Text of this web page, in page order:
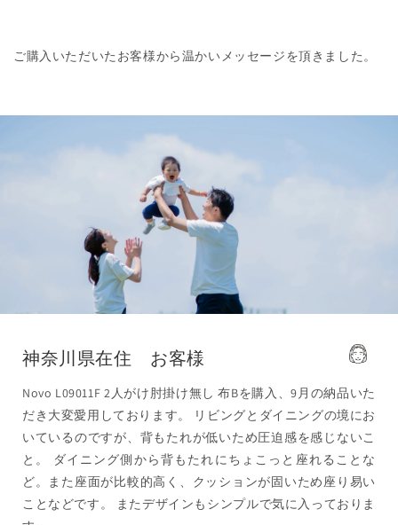
ご購入いただいたお客様から温かいメッセージを頂きました。
神奈川県在住 お客様
Novo L09011F 2人がけ肘掛け無し 布Bを購入、9月の納品いた
だき大変愛用しております。 リビングとダイニングの境にお
いているのですが、背もたれが低いため圧迫感を感じないこ
と。 ダイニング側から背もたれにちょこっと座れることな
ど。また座面が比較的高く、クッションが固いため座り易い
ことなどです。 またデザインもシンプルで気に入っておりま